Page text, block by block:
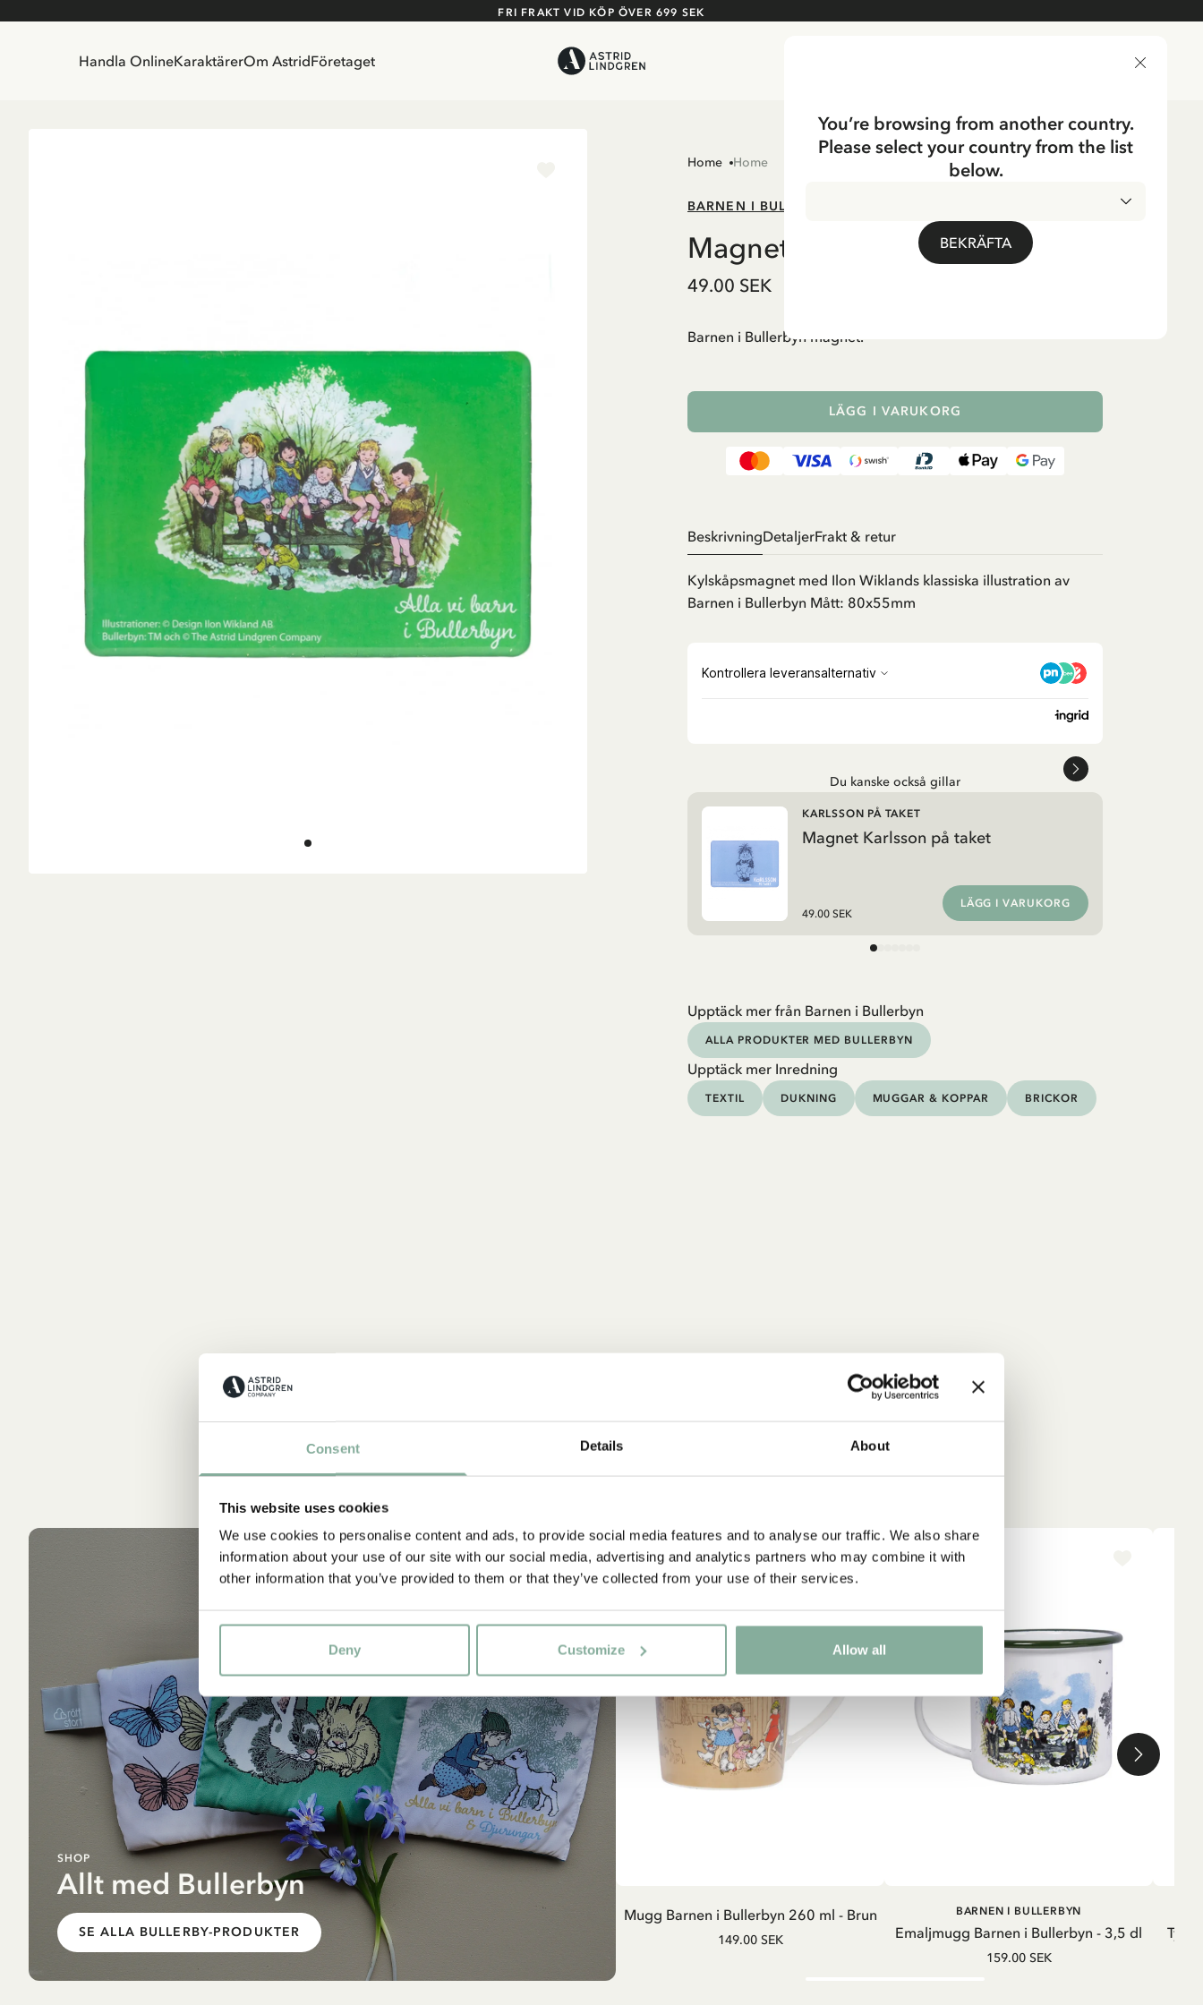
Consent Details About
This website uses cookies
We use cookies to personalise content and ads, to provide social media features and to analyse our traffic. We also share
information about your use of our site with our social media, advertising and analytics partners who may combine it with
other information that you’ve provided to them or that they’ve collected from your use of their services.
Deny Customize Allow all
FRI FRAKT VID KÖP ÖVER 699 SEK
Handla OnlineKaraktärerOm AstridFöretaget
Home Home
BARNEN I BULLERBYN
Magnet Barnen i Bullerbyn
49.00 SEK
Barnen i Bullerbyn magnet.
LÄGG I VARUKORG
BeskrivningDetaljerFrakt & retur
Kylskåpsmagnet med Ilon Wiklands klassiska illustration av
Barnen i Bullerbyn Mått: 80x55mm
Du kanske också gillar
Magnet Karlsson på taket
KARLSSON PÅ TAKET
49.00 SEK
LÄGG I VARUKORG
Upptäck mer från Barnen i Bullerbyn
ALLA PRODUKTER MED BULLERBYN
Upptäck mer Inredning
TEXTIL DUKNING MUGGAR & KOPPAR BRICKOR
SHOP
Allt med Bullerbyn
SE ALLA BULLERBY-PRODUKTER
NYINKOMMET
LÄGG I VARUKORG
Mugg Barnen i Bullerbyn 260 ml - Brun
149.00 SEK
NYINKOMMET
LÄGG I VARUKORG
Emaljmugg Barnen i Bullerbyn - 3,5 dl
BARNEN I BULLERBYN
159.00 SEK
You’re browsing from another country.
Please select your country from the list
below.
BEKRÄFTA